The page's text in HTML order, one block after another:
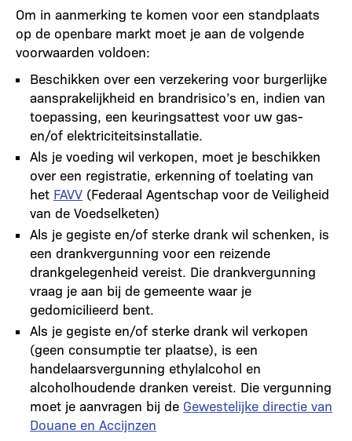
Om in aanmerking te komen voor een standplaats
op de openbare markt moet je aan de volgende
voorwaarden voldoen:
Beschikken over een verzekering voor burgerlijke
aansprakelijkheid en brandrisico’s en, indien van
toepassing, een keuringsattest voor uw gas-
en/of elektriciteitsinstallatie.
Als je voeding wil verkopen, moet je beschikken
over een registratie, erkenning of toelating van
het FAVV (Federaal Agentschap voor de Veiligheid
van de Voedselketen)
Als je gegiste en/of sterke drank wil schenken, is
een drankvergunning voor een reizende
drankgelegenheid vereist. Die drankvergunning
vraag je aan bij de gemeente waar je
gedomicilieerd bent.
Als je gegiste en/of sterke drank wil verkopen
(geen consumptie ter plaatse), is een
handelaarsvergunning ethylalcohol en
alcoholhoudende dranken vereist. Die vergunning
moet je aanvragen bij de Gewestelijke directie van
Douane en Accijnzen